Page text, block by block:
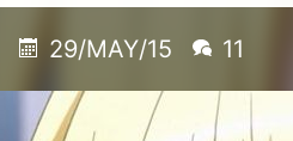
29/MAY/15 11